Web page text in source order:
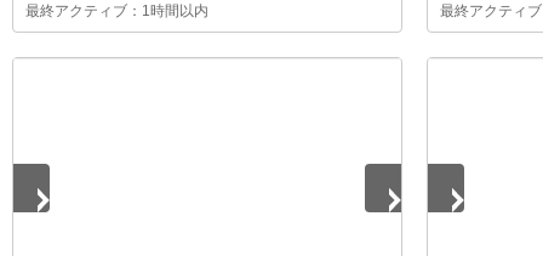
最終アクティブ：1時間以内 最終アクティ